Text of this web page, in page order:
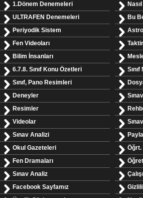
1.Dönem Denemeleri
ULTRAFEN Denemeleri
Periyodik Sistem
Fen Videoları
Bilim İnsanları
6.7.8. Sınıf Konu Özetleri
Sınıf, Pano Resimleri
Deneyler
Resimler
Videolar
Sınav Analizi
Okul Gazeteleri
Fen Dramaları
Sınav Analiz
Facebook Sayfamız
Bu
Öğrt.